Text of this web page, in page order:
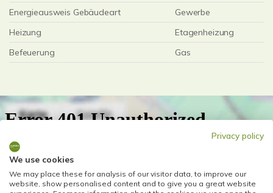
Energieausweis Gebäudeart
Gewerbe
Heizung
Etagenheizung
Befeuerung
Gas
Privacy policy
We use cookies
We may place these for analysis of our visitor data, to improve our
website, show personalised content and to give you a great website